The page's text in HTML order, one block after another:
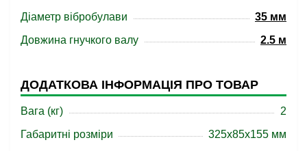
Діаметр вібробулави
35 мм
Довжина гнучкого валу
2.5 м
ДОДАТКОВА ІНФОРМАЦІЯ ПРО ТОВАР
Вага (кг)
2
Габаритні розміри
325x85x155 мм